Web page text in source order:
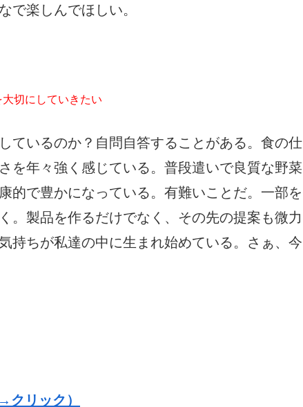
で楽しんでほしい。
切にしていきたい
ているのか？自問自答することがある。食の仕
を年々強く感じている。普段遣いで良質な野菜
的で豊かになっている。有難いことだ。一部を
。製品を作るだけでなく、その先の提案も微力
持ちが私達の中に生まれ始めている。さぁ、今
→クリック）